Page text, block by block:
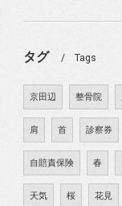
タグ Tags
京田辺 整骨院
肩 首 診察券
自賠責保険 春
天気 桜 花見